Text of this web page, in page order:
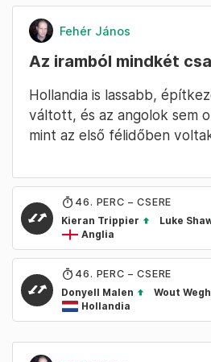
Fehér János
Az iramból mindkét
Hollandia is lassabb,
váltott, és az angolok sem
mint az első félidőben
46. PERC – CSERE
Kieran Trippier
Luke
Anglia
46. PERC – CSERE
Donyell Malen
Wout
Hollandia